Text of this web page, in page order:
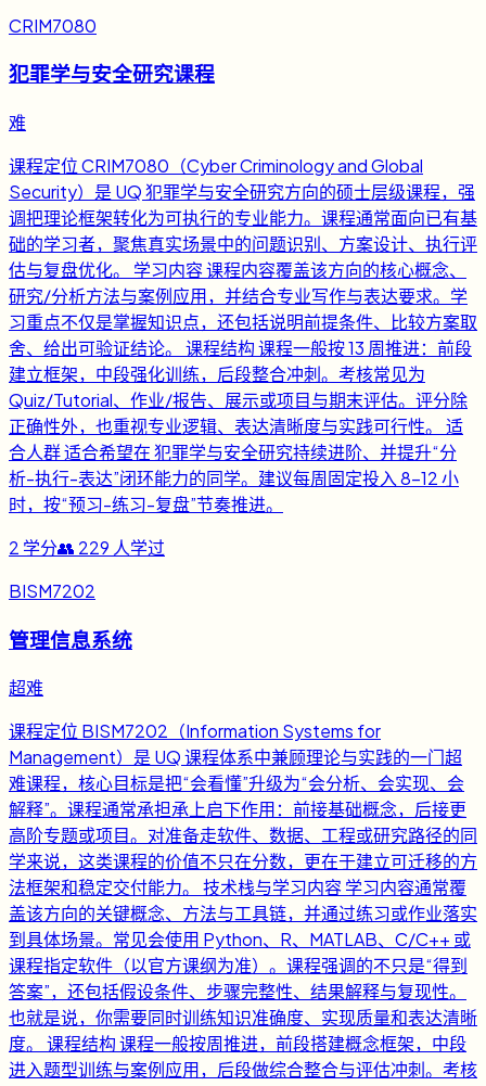
CRIM7080
犯罪学与安全研究课程
难
课程定位 CRIM7080（Cyber Criminology and Global
Security）是 UQ 犯罪学与安全研究方向的硕士层级课程，强
调把理论框架转化为可执行的专业能力。课程通常面向已有基
础的学习者，聚焦真实场景中的问题识别、方案设计、执行评
估与复盘优化。 学习内容 课程内容覆盖该方向的核心概念、
研究/分析方法与案例应用，并结合专业写作与表达要求。学
习重点不仅是掌握知识点，还包括说明前提条件、比较方案取
舍、给出可验证结论。 课程结构 课程一般按 13 周推进：前段
建立框架，中段强化训练，后段整合冲刺。考核常见为
Quiz/Tutorial、作业/报告、展示或项目与期末评估。评分除
正确性外，也重视专业逻辑、表达清晰度与实践可行性。 适
合人群 适合希望在 犯罪学与安全研究持续进阶、并提升“分
析-执行-表达”闭环能力的同学。建议每周固定投入 8-12 小
时，按“预习-练习-复盘”节奏推进。
2 学分👥 229 人学过
BISM7202
管理信息系统
超难
课程定位 BISM7202（Information Systems for
Management）是 UQ 课程体系中兼顾理论与实践的一门超
难课程，核心目标是把“会看懂”升级为“会分析、会实现、会
解释”。课程通常承担承上启下作用：前接基础概念，后接更
高阶专题或项目。对准备走软件、数据、工程或研究路径的同
学来说，这类课程的价值不只在分数，更在于建立可迁移的方
法框架和稳定交付能力。 技术栈与学习内容 学习内容通常覆
盖该方向的关键概念、方法与工具链，并通过练习或作业落实
到具体场景。常见会使用 Python、R、MATLAB、C/C++ 或
课程指定软件（以官方课纲为准）。课程强调的不只是“得到
答案”，还包括假设条件、步骤完整性、结果解释与复现性。
也就是说，你需要同时训练知识准确度、实现质量和表达清晰
度。 课程结构 课程一般按周推进，前段搭建概念框架，中段
进入题型训练与案例应用，后段做综合整合与评估冲刺。考核